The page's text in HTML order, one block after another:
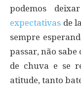
podemos
expectativas de
sempre
passar, não
de chuva e se
atitude, tanto